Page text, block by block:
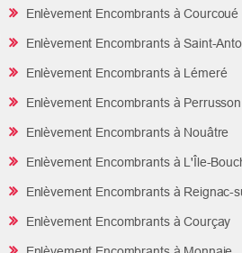
Enlèvement Encombrants à Courcoué
Enlèvement Encombrants à Saint-
Enlèvement Encombrants à Lémeré
Enlèvement Encombrants à Perrusson
Enlèvement Encombrants à Nouâtre
Enlèvement Encombrants à L'Île-
Enlèvement Encombrants à Reignac-
Enlèvement Encombrants à Courçay